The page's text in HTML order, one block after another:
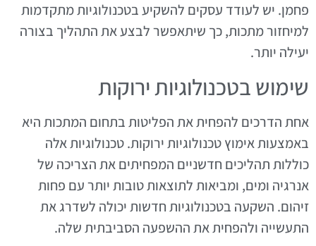
פחמן. יש לעודד עסקים להשקיע בטכנולוגיות מתקדמות
למיחזור מתכות, כך שיתאפשר לבצע את התהליך בצורה
יעילה יותר.
שימוש בטכנולוגיות ירוקות
אחת הדרכים להפחית את הפליטות בתחום המתכות היא
באמצעות אימוץ טכנולוגיות ירוקות. טכנולוגיות אלה
כוללות תהליכים חדשניים המפחיתים את הצריכה של
אנרגיה ומים, ומביאות לתוצאות טובות יותר עם פחות
זיהום. השקעה בטכנולוגיות חדשות יכולה לשדרג את
התעשייה ולהפחית את ההשפעה הסביבתית שלה.